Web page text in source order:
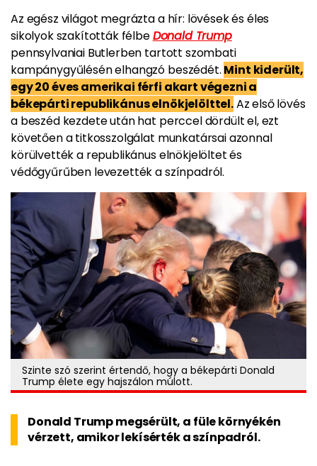
Az egész világot megrázta a hír: lövések és éles
sikolyok szakították félbeDonald Trump
pennsylvaniai Butlerben tartott szombati
kampánygyűlésén elhangzó beszédét. Mint kiderült,
egy 20 éves amerikai férfi akart végezni a
békepárti republikánus elnökjelölttel.Az első lövés
a beszéd kezdete után hat perccel dördült el, ezt
követően a titkosszolgálat munkatársai azonnal
körülvették a republikánus elnökjelöltet és
védőgyűrűben levezették a színpadról.
Szinte szó szerint értendő, hogy a békepárti Donald
Trump élete egy hajszálon múlott.
Donald Trump megsérült, a füle környékén
vérzett, amikor lekísérték a színpadról.